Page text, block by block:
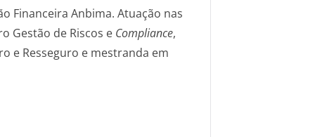
Financeira Anbima. Atuação nas
Gestão de Riscos e Compliance,
e Resseguro e mestranda em